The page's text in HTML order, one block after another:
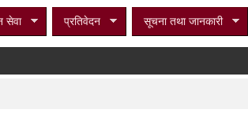
सेवा प्रतिवेदन सूचना तथा जानकारी